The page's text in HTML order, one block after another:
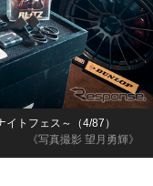
《写真撮影 望月勇輝》
トフェス～（4/87）